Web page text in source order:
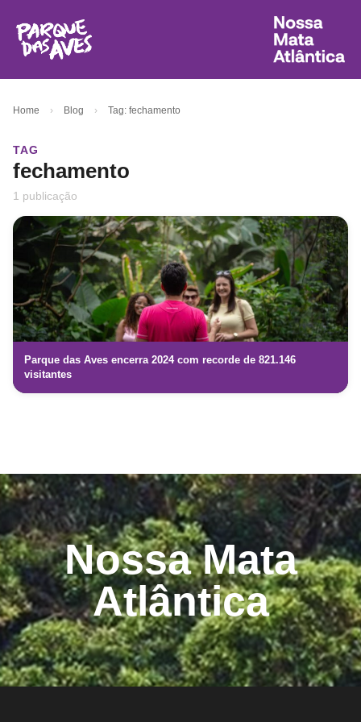
Home › Blog › Tag: fechamento
TAG
fechamento
1 publicação
Parque das Aves encerra 2024 com recorde de 821.146
visitantes
Nossa Mata
Atlântica